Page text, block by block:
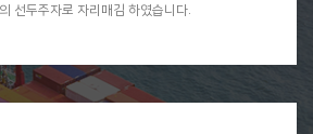
선두주자로 자리매김 하였습니다.